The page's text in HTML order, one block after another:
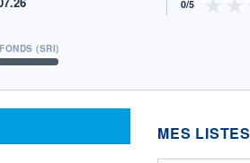
(SRI)
MES LISTES